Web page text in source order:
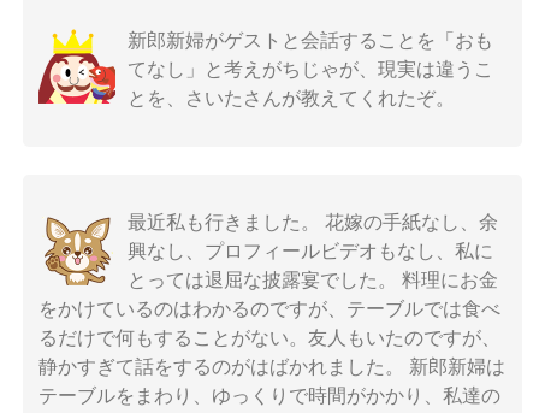
新郎新婦がゲストと会話することを「おも
てなし」と考えがちじゃが、現実は違うこ
とを、さいたさんが教えてくれたぞ。
最近私も行きました。 花嫁の手紙なし、余
興なし、プロフィールビデオもなし、私に
とっては退屈な披露宴でした。 料理にお金
をかけているのはわかるのですが、テーブルでは食べ
るだけで何もすることがない。友人もいたのですが、
静かすぎて話をするのがはばかれました。 新郎新婦は
テーブルをまわり、ゆっくりで時間がかかり、私達の